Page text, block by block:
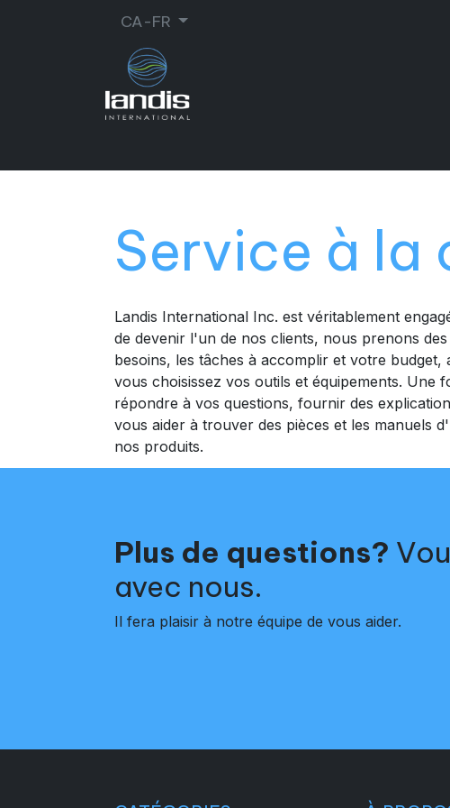
CA-FR
Service à la
Landis International Inc. est véritablement
de devenir l'un de nos clients, nous prenons
besoins, les tâches à accomplir et votre
vous choisissez vos outils et équipements.
répondre à vos questions, fournir des
vous aider à trouver des pièces et les manuels
nos produits.
Plus de questions?
avec nous.
Il fera plaisir à notre équipe de vous aider.